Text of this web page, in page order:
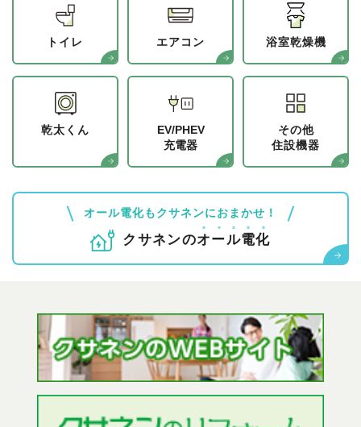
トイレ エアコン 浴室乾燥機
乾太くん
EV/PHEV
充電器
その他
住設機器
オール電化もクサネンにおまかせ！
クサネンのオール電化